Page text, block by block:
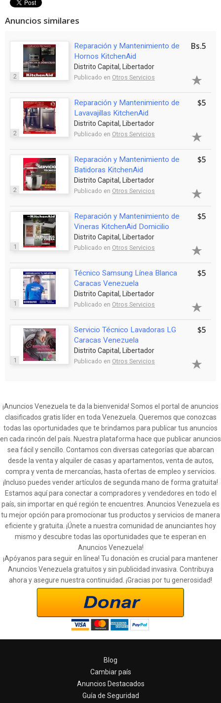
Anuncios similares
2
Reparación y Mantenimiento de
Hornos KitchenAid
Distrito Capital, Libertador
Publicado en Otros Servicios
Bs.5
2
Reparación y Mantenimiento de
Lavavajillas KitchenAid
Distrito Capital, Libertador
Publicado en Otros Servicios
$5
2
Reparación y Mantenimiento de
Batidoras KitchenAid
Distrito Capital, Libertador
Publicado en Otros Servicios
$5
1
Reparación y Mantenimiento de
Vineras KitchenAid Domicilio
Distrito Capital, Libertador
Publicado en Otros Servicios
$5
1
Técnico Samsung Línea Blanca
Caracas Venezuela
Distrito Capital, Libertador
Publicado en Otros Servicios
$5
1
Servicio Técnico Lavadoras LG
Caracas Venezuela
Distrito Capital, Libertador
Publicado en Otros Servicios
$5
¡Anuncios Venezuela te da la bienvenida! Somos el portal de anuncios
clasificados gratis líder en toda Venezuela. Queremos que conozcas
todas las oportunidades que te brindamos para publicar tus anuncios
en cada rincón del país. Nuestra plataforma hace que publicar anuncios
sea fácil y sencillo. Contamos con diversas categorías que abarcan
desde la venta y alquiler de casas y apartamentos, venta de autos,
compra y venta de mercancías, hasta ofertas de empleo y servicios.
¡Incluso puedes vender artículos de segunda mano de forma gratuita!
Estamos aquí para conectar a compradores y vendedores en todo el
país, sin importar en qué región te encuentres. Anuncios Venezuela es
tu mejor opción para promocionar tus productos y servicios de manera
eficiente y gratuita. ¡Únete a nuestra comunidad de anunciantes hoy
mismo y descubre todas las oportunidades que te esperan en
Anuncios Venezuela!
¡Apóyanos para seguir en línea! Tu donación es crucial para mantener
Anuncios Venezuela gratuitos y sin publicidad invasiva. Contribuya
ahora y asegure nuestra continuidad. ¡Gracias por tu generosidad!
Blog
Cambiar país
Anuncios Destacados
Guía de Seguridad